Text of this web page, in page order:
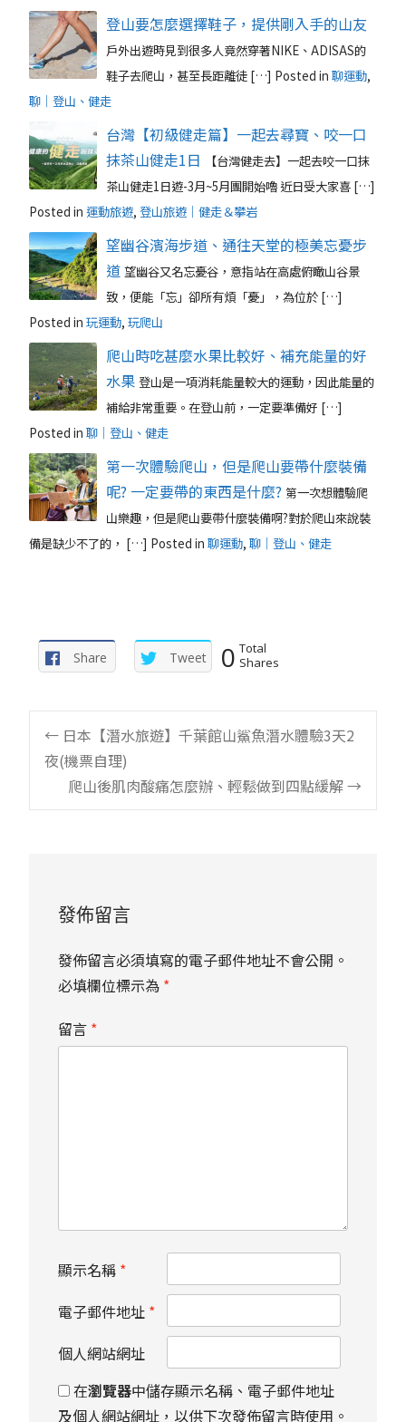
登山要怎麼選擇鞋子，提供剛入手的山友
戶外出遊時見到很多人竟然穿著NIKE、ADISAS的
鞋子去爬山，甚至長距離徒 […] Posted in 聊運動,
聊｜登山、健走
台灣【初級健走篇】一起去尋寶、咬一口
抹茶山健走1日
【台灣健走去】一起去咬一口抹
茶山健走1日遊-3月~5月團開始嚕 近日受大家喜 […]
Posted in 運動旅遊, 登山旅遊｜健走＆攀岩
望幽谷濱海步道、通往天堂的極美忘憂步
道 望幽谷又名忘憂谷，意指站在高處俯瞰山谷景
致，便能「忘」卻所有煩「憂」，為位於 […]
Posted in 玩運動, 玩爬山
爬山時吃甚麼水果比較好、補充能量的好
水果 登山是一項消耗能量較大的運動，因此能量的
補給非常重要。在登山前，一定要準備好 […]
Posted in 聊｜登山、健走
第一次體驗爬山，但是爬山要帶什麼裝備
呢? 一定要帶的東西是什麼? 第一次想體驗爬
山樂趣，但是爬山要帶什麼裝備啊?對於爬山來說裝
備是缺少不了的， […] Posted in 聊運動, 聊｜登山、健走
Share Tweet 0 Total
Shares
Post
navigation
← 日本【潛水旅遊】千葉館山鯊魚潛水體驗3天2
夜(機票自理)
爬山後肌肉酸痛怎麼辦、輕鬆做到四點緩解→
發佈留言
發佈留言必須填寫的電子郵件地址不會公開。
必填欄位標示為 *
留言 *
顯示名稱 *
電子郵件地址 *
個人網站網址
在瀏覽器中儲存顯示名稱、電子郵件地址
及個人網站網址，以供下次發佈留言時使用。